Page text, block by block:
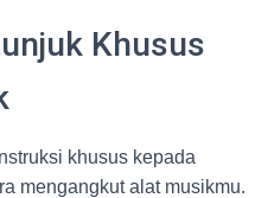
Khusus
khusus kepada
mengangkut alat musikmu.